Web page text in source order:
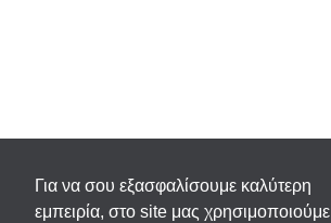
Για να σου εξασφαλίσουμε καλύτερη
εμπειρία, στο site μας χρησιμοποιούμε